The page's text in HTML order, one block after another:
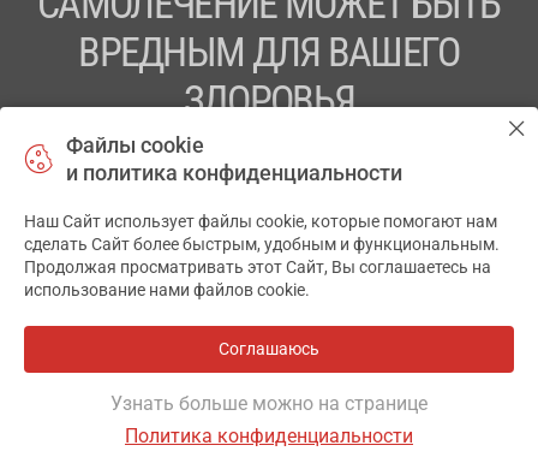
ВРЕДНЫМ ДЛЯ ВАШЕГО
ЗДОРОВЬЯ
ПЕРЕД ПРИМЕНЕНИЕМ ПРЕПАРАТА
ПРОКОНСУЛЬТИРУЙТЕСЬ С ВРАЧОМ
ТОВ «АПТЕКА 911.ЮА» Код ЄДРПОУ 43631965.
Отказ от ответственности
АПТЕКА911.ЮА
Файлы cookie
и политика конфиденциальности
Наш Сайт использует файлы cookie, которые помогают нам
сделать Сайт более быстрым, удобным и функциональным.
Продолжая просматривать этот Сайт, Вы соглашаетесь на
использование нами файлов cookie.
Соглашаюсь
Узнать больше можно на странице
Политика конфиденциальности
✕